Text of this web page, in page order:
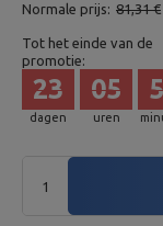
Normale prijs: 81,31 €
Tot het einde van de
promotie:
dagen
23
uren
05